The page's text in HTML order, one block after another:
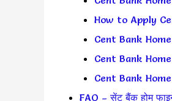
How to Apply
Cent Bank
Cent Bank
Cent Bank
FAQ – सेंट बैंक होम